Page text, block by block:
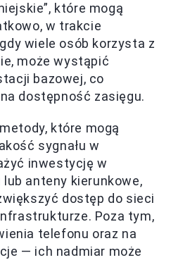
które mogą
w trakcie
wiele osób korzysta z
może wystąpić
bazowej, co
dostępność zasięgu.
które mogą
sygnału w
inwestycję w
anteny kierunkowe,
dostęp do sieci
Poza tym,
telefonu oraz na
— ich nadmiar może